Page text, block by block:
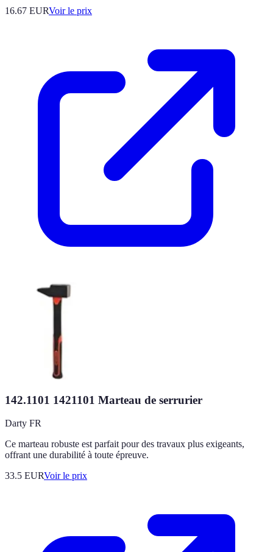
16.67 EURVoir le prix
142.1101 1421101 Marteau de serrurier
Darty FR
Ce marteau robuste est parfait pour des travaux plus exigeants,
offrant une durabilité à toute épreuve.
33.5 EURVoir le prix